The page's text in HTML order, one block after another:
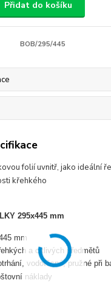
Přidat do košíku
BOB/295/445
folií uvnitř, jako ideální
křehkého
295x445 mm
mm
a citlivých předmětů
vodotěsné, pružné při
náklady